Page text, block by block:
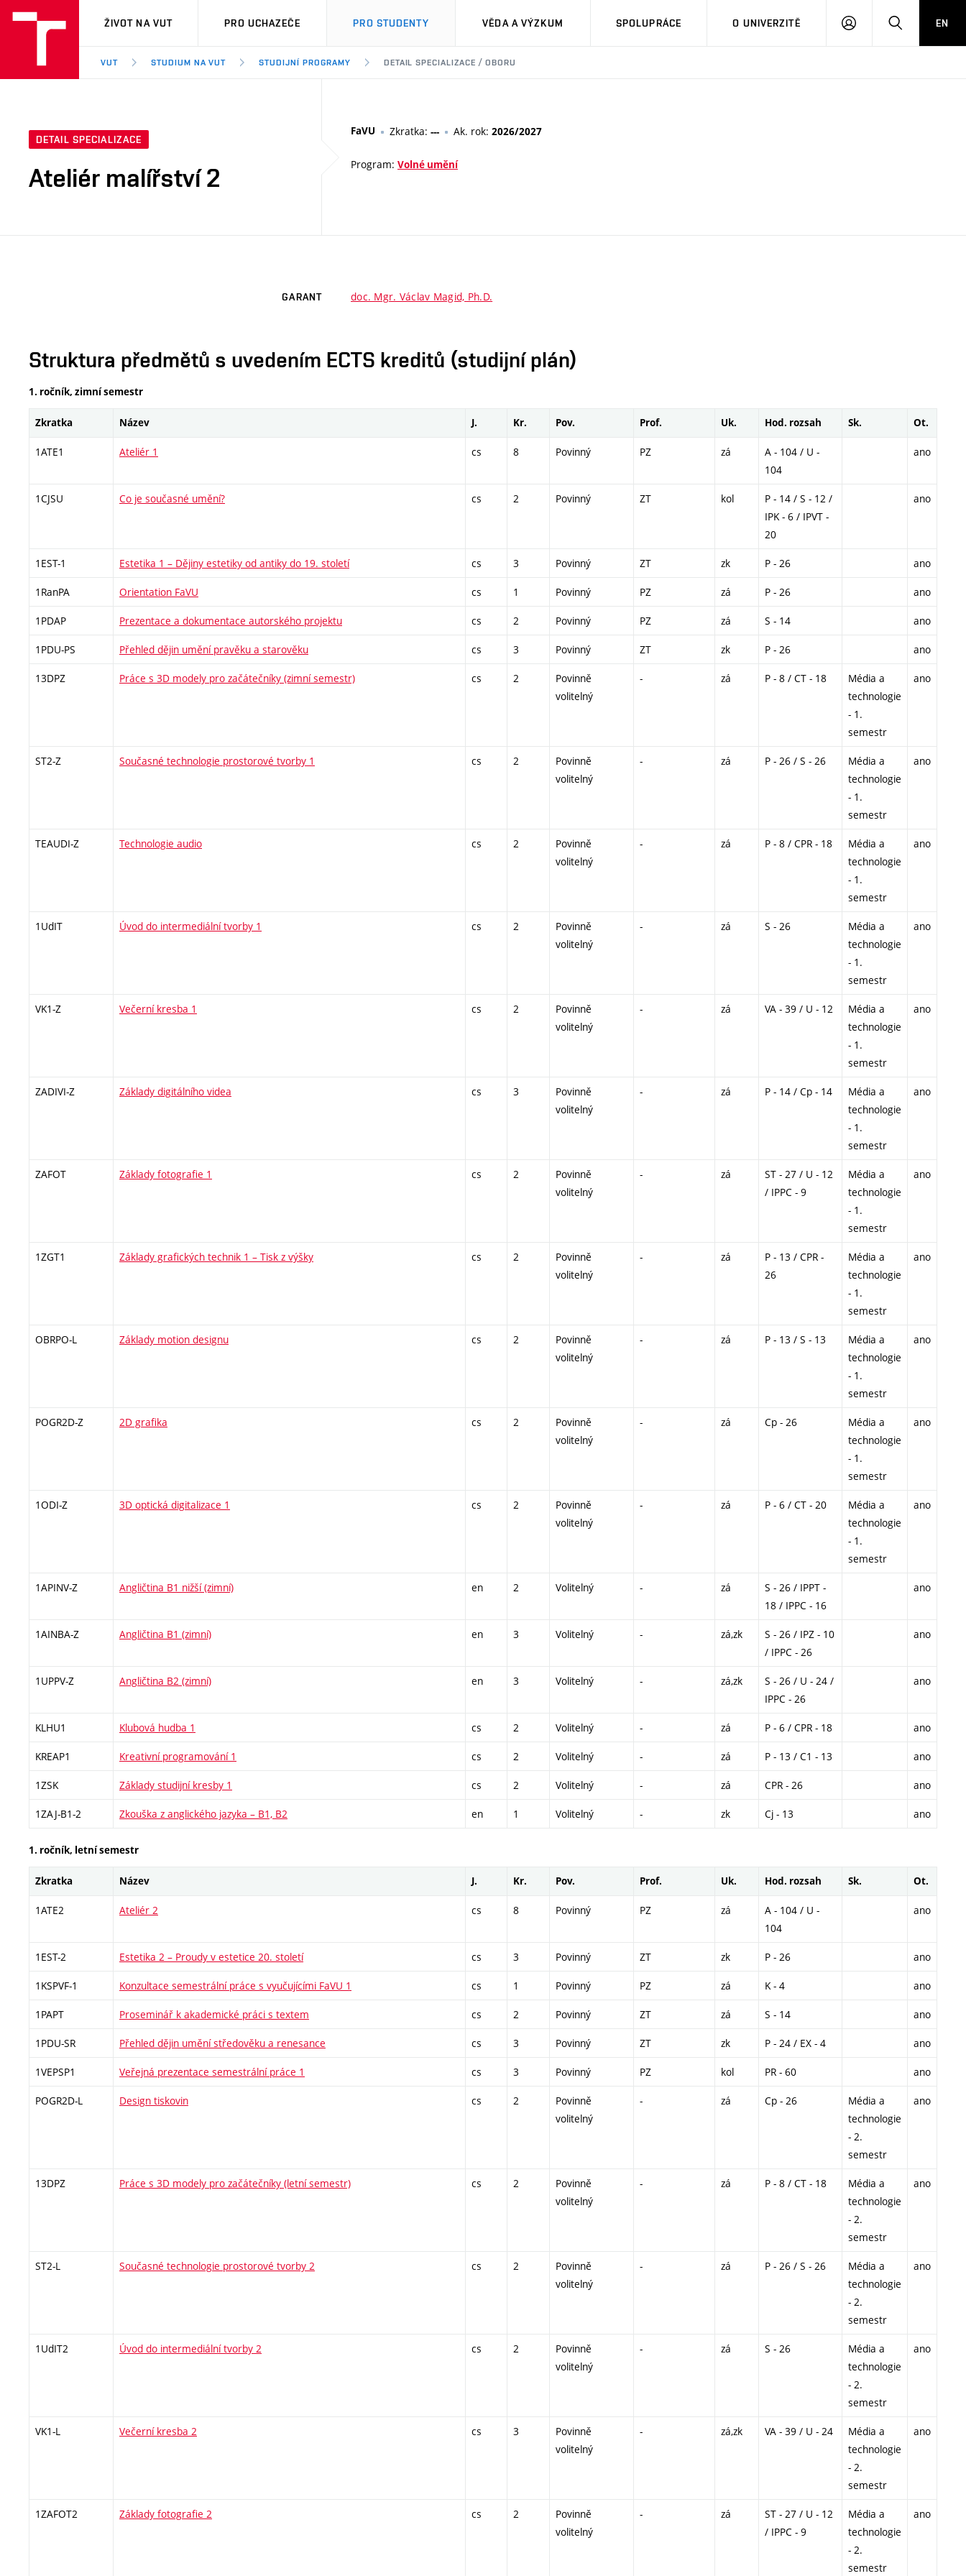
VUT
ŽIVOT NA VUT PRO UCHAZEČE PRO STUDENTY VĚDA A VÝZKUM SPOLUPRÁCE O UNIVERZITĚ
PŘIHLÁSIT HLEDATEN
VUT STUDIUM NA VUT STUDIJNÍ PROGRAMY DETAIL SPECIALIZACE / OBORU
DETAIL SPECIALIZACE
Ateliér malířství 2
FaVU Zkratka: --- Ak. rok: 2026/2027
Program: Volné umění
GARANT doc. Mgr. Václav Magid, Ph.D.
Struktura předmětů s uvedením ECTS kreditů (studijní plán)
1. ročník, zimní semestr
Zkratka Název J. Kr. Pov. Prof. Uk. Hod. rozsah Sk. Ot.
1ATE1 Ateliér 1 cs 8 Povinný PZ zá
A - 104 / U -
104
ano
1CJSU Co je současné umění? cs 2 Povinný ZT kol
P - 14 / S - 12 /
IPK - 6 / IPVT -
20
ano
1EST-1 Estetika 1 – Dějiny estetiky od antiky do 19. století cs 3 Povinný ZT zk P - 26 ano
1RanPA Orientation FaVU cs 1 Povinný PZ zá P - 26 ano
1PDAP Prezentace a dokumentace autorského projektu cs 2 Povinný PZ zá S - 14 ano
1PDU-PS Přehled dějin umění pravěku a starověku cs 3 Povinný ZT zk P - 26 ano
13DPZ Práce s 3D modely pro začátečníky (zimní semestr) cs 2
Povinně
volitelný
- zá P - 8 / CT - 18
Média a
technologie
- 1.
semestr
ano
ST2-Z Současné technologie prostorové tvorby 1 cs 2
Povinně
volitelný
- zá P - 26 / S - 26
Média a
technologie
- 1.
semestr
ano
TEAUDI-Z Technologie audio cs 2
Povinně
volitelný
- zá P - 8 / CPR - 18
Média a
technologie
- 1.
semestr
ano
1UdIT Úvod do intermediální tvorby 1 cs 2
Povinně
volitelný
- zá S - 26
Média a
technologie
- 1.
semestr
ano
VK1-Z Večerní kresba 1 cs 2
Povinně
volitelný
- zá VA - 39 / U - 12
Média a
technologie
- 1.
semestr
ano
ZADIVI-Z Základy digitálního videa cs 3
Povinně
volitelný
- zá P - 14 / Cp - 14
Média a
technologie
- 1.
semestr
ano
ZAFOT Základy fotografie 1 cs 2
Povinně
volitelný
- zá
ST - 27 / U - 12
/ IPPC - 9
Média a
technologie
- 1.
semestr
ano
1ZGT1 Základy grafických technik 1 – Tisk z výšky cs 2
Povinně
volitelný
- zá
P - 13 / CPR -
26
Média a
technologie
- 1.
semestr
ano
OBRPO-L Základy motion designu cs 2
Povinně
volitelný
- zá P - 13 / S - 13
Média a
technologie
- 1.
semestr
ano
POGR2D-Z 2D grafika cs 2
Povinně
volitelný
- zá Cp - 26
Média a
technologie
- 1.
semestr
ano
1ODI-Z 3D optická digitalizace 1 cs 2
Povinně
volitelný
- zá P - 6 / CT - 20
Média a
technologie
- 1.
semestr
ano
1APINV-Z Angličtina B1 nižší (zimní) en 2 Volitelný - zá
S - 26 / IPPT -
18 / IPPC - 16
ano
1AINBA-Z Angličtina B1 (zimní) en 3 Volitelný - zá,zk
S - 26 / IPZ - 10
/ IPPC - 26
ano
1UPPV-Z Angličtina B2 (zimní) en 3 Volitelný - zá,zk
S - 26 / U - 24 /
IPPC - 26
ano
KLHU1 Klubová hudba 1 cs 2 Volitelný - zá P - 6 / CPR - 18 ano
KREAP1 Kreativní programování 1 cs 2 Volitelný - zá P - 13 / C1 - 13 ano
1ZSK Základy studijní kresby 1 cs 2 Volitelný - zá CPR - 26 ano
1ZAJ-B1-2 Zkouška z anglického jazyka – B1, B2 en 1 Volitelný - zk Cj - 13 ano
1. ročník, letní semestr
Zkratka Název J. Kr. Pov. Prof. Uk. Hod. rozsah Sk. Ot.
1ATE2 Ateliér 2 cs 8 Povinný PZ zá
A - 104 / U -
104
ano
1EST-2 Estetika 2 – Proudy v estetice 20. století cs 3 Povinný ZT zk P - 26 ano
1KSPVF-1 Konzultace semestrální práce s vyučujícími FaVU 1 cs 1 Povinný PZ zá K - 4 ano
1PAPT Proseminář k akademické práci s textem cs 2 Povinný ZT zá S - 14 ano
1PDU-SR Přehled dějin umění středověku a renesance cs 3 Povinný ZT zk P - 24 / EX - 4 ano
1VEPSP1 Veřejná prezentace semestrální práce 1 cs 3 Povinný PZ kol PR - 60 ano
POGR2D-L Design tiskovin cs 2
Povinně
volitelný
- zá Cp - 26
Média a
technologie
- 2.
semestr
ano
13DPZ Práce s 3D modely pro začátečníky (letní semestr) cs 2
Povinně
volitelný
- zá P - 8 / CT - 18
Média a
technologie
- 2.
semestr
ano
ST2-L Současné technologie prostorové tvorby 2 cs 2
Povinně
volitelný
- zá P - 26 / S - 26
Média a
technologie
- 2.
semestr
ano
1UdIT2 Úvod do intermediální tvorby 2 cs 2
Povinně
volitelný
- zá S - 26
Média a
technologie
- 2.
semestr
ano
VK1-L Večerní kresba 2 cs 3
Povinně
volitelný
- zá,zk VA - 39 / U - 24
Média a
technologie
- 2.
semestr
ano
1ZAFOT2 Základy fotografie 2 cs 2
Povinně
volitelný
- zá
ST - 27 / U - 12
/ IPPC - 9
Média a
technologie
- 2.
semestr
ano